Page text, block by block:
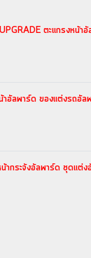
ตะแกรง
อัลพาร์ด ของแต่งรถอั
ระจังอัลพาร์ด ชุดแต่